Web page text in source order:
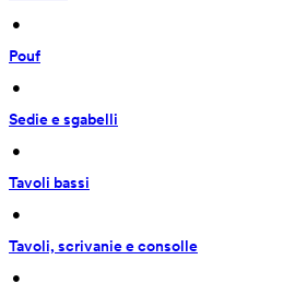
•
Pouf
•
Sedie e sgabelli
•
Tavoli bassi
•
Tavoli, scrivanie e consolle
•